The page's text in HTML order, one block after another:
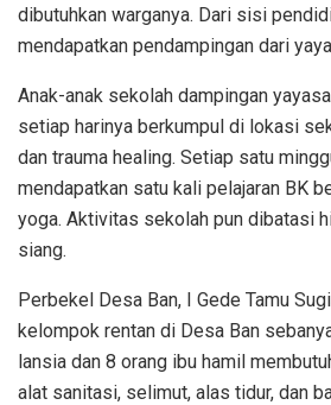
dibutuhkan warganya. Dari sisi
mendapatkan pendampingan dari
Anak-anak sekolah dampingan
setiap harinya berkumpul di lokasi
dan trauma healing. Setiap satu
mendapatkan satu kali pelajaran BK
yoga. Aktivitas sekolah pun dibatasi
siang.
Perbekel Desa Ban, I Gede Tamu
kelompok rentan di Desa Ban
lansia dan 8 orang ibu hamil
alat sanitasi, selimut, alas tidur, dan